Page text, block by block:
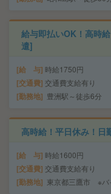
給与即払いOK！高時
遣]
給 与 時給1750円
交通費 交通費支給有り
勤務地 豊洲駅～徒歩6分
高時給！平日休み！日
給 与 時給1600円
交通費 交通費支給有り
勤務地 東京都三鷹市 ※バ